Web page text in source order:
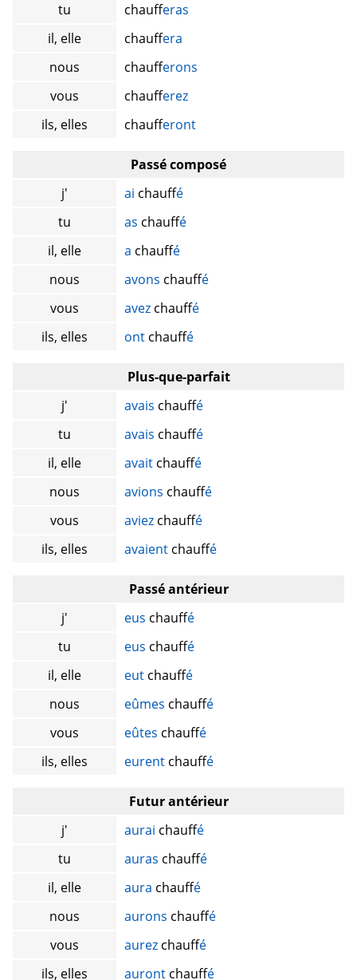
tu
chaufferas
il, elle
chauffera
nous
chaufferons
vous
chaufferez
ils, elles
chaufferont
Passé composé
j'
ai chauffé
tu
as chauffé
il, elle
a chauffé
nous
avons chauffé
vous
avez chauffé
ils, elles
ont chauffé
Plus-que-parfait
j'
avais chauffé
tu
avais chauffé
il, elle
avait chauffé
nous
avions chauffé
vous
aviez chauffé
ils, elles
avaient chauffé
Passé antérieur
j'
eus chauffé
tu
eus chauffé
il, elle
eut chauffé
nous
eûmes chauffé
vous
eûtes chauffé
ils, elles
eurent chauffé
Futur antérieur
j'
aurai chauffé
tu
auras chauffé
il, elle
aura chauffé
nous
aurons chauffé
vous
aurez chauffé
ils, elles
auront chauffé